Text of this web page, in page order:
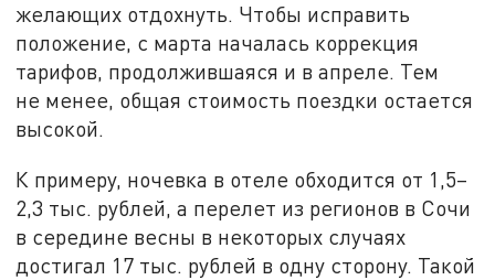
желающих отдохнуть. Чтобы исправить
положение, с марта началась коррекция
тарифов, продолжившаяся и в апреле. Тем
не менее, общая стоимость поездки остается
высокой.
К примеру, ночевка в отеле обходится от 1,5–
2,3 тыс. рублей, а перелет из регионов в Сочи
в середине весны в некоторых случаях
достигал 17 тыс. рублей в одну сторону. Такой